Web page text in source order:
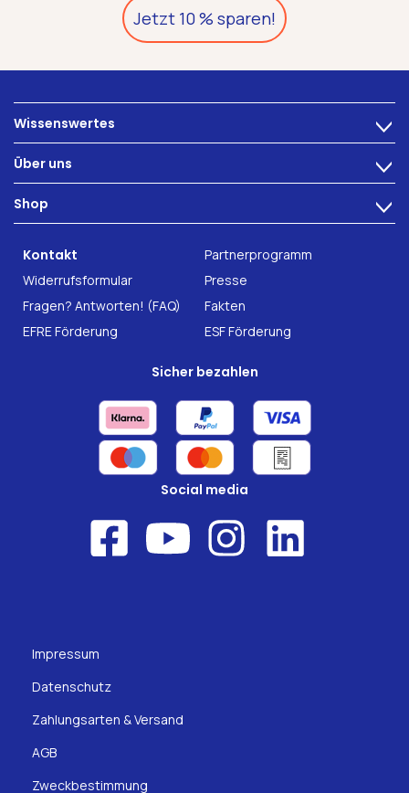
Jetzt 10 % sparen!
Wissenswertes >
Ernährung
Darmgesundheit
Über uns >
Technologie
Karriere
Forschung
Shop >
INTEST.pro
Nahrungsergänzung
Kontakt
Partnerprogramm
Widerrufsformular
Presse
Fragen? Antworten! (FAQ)
Fakten
EFRE Förderung
ESF Förderung
Sicher bezahlen
Social media
Impressum
Datenschutz
Zahlungsarten & Versand
AGB
Zweckbestimmung